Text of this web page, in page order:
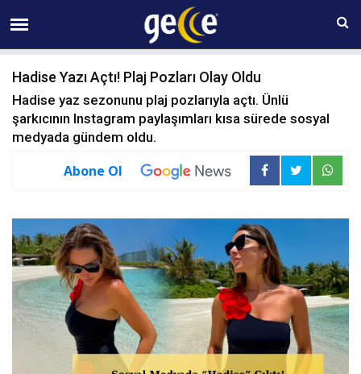
10 AĞUSTOS Pazartesi 05:39
Hadise Yazı Açtı! Plaj Pozları Olay Oldu
Hadise yaz sezonunu plaj pozlarıyla açtı. Ünlü
şarkıcının Instagram paylaşımları kısa sürede sosyal
medyada gündem oldu.
Abone Ol